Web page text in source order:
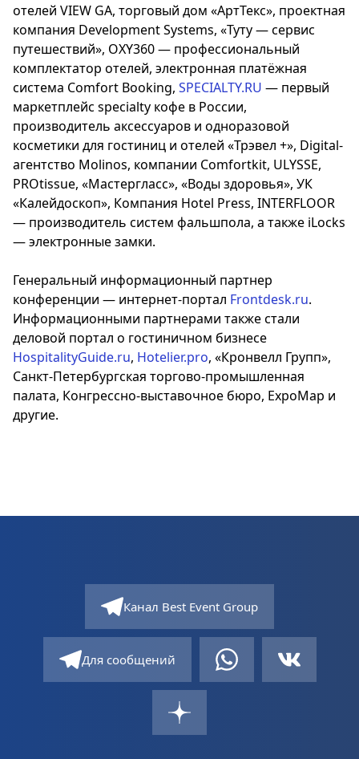
отелей VIEW GA, торговый дом «АртТекс», проектная
компания Development Systems, «Туту — сервис
путешествий», OXY360 — профессиональный
комплектатор отелей, электронная платёжная
система Comfort Booking, SPECIALTY.RU — первый
маркетплейс specialty кофе в России,
производитель аксессуаров и одноразовой
косметики для гостиниц и отелей «Трэвел +», Digital-
агентство Molinos, компании Comfortkit, ULYSSE,
PROtissue, «Мастергласс», «Воды здоровья», УК
«Калейдоскоп», Компания Hotel Press, INTERFLOOR
— производитель систем фальшпола, а также iLocks
— электронные замки.
Генеральный информационный партнер
конференции — интернет-портал Frontdesk.ru.
Информационными партнерами также стали
деловой портал о гостиничном бизнесе
HospitalityGuide.ru, Hotelier.pro, «Кронвелл Групп»,
Санкт-Петербургская торгово-промышленная
палата, Конгрессно-выставочное бюро, ExpoMap и
другие.
Канал Best Event Group
Для сообщений